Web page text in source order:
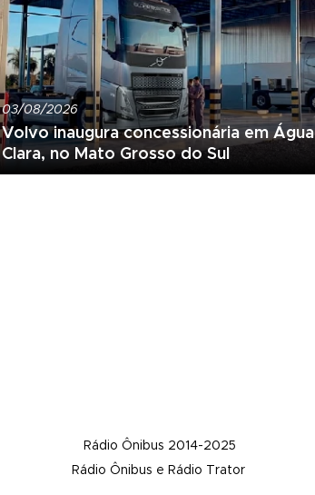
03/08/2026
Volvo inaugura concessionária em Água
Clara, no Mato Grosso do Sul
Rádio Ônibus 2014-2025
Rádio Ônibus e Rádio Trator